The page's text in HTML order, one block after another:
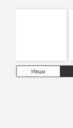
Иацы